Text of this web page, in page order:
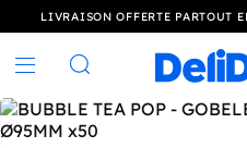
LIVRAISON OFFERTE PARTOUT
Rechercher